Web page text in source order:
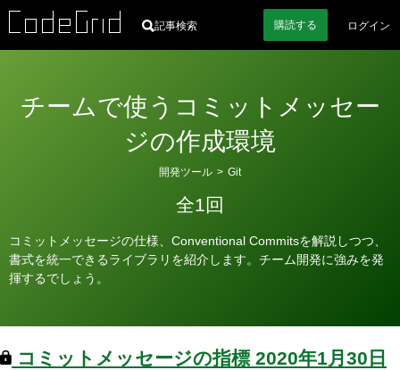
記事検索 購読する ログイン
チームで使うコミットメッセー
ジの作成環境
ー
開発ツール > Git
全1回
コミットメッセージの仕様、Conventional Commitsを解説しつつ、
書式を統一できるライブラリを紹介します。チーム開発に強みを発
揮するでしょう。
コミットメッセージの指標 2020年1月30日